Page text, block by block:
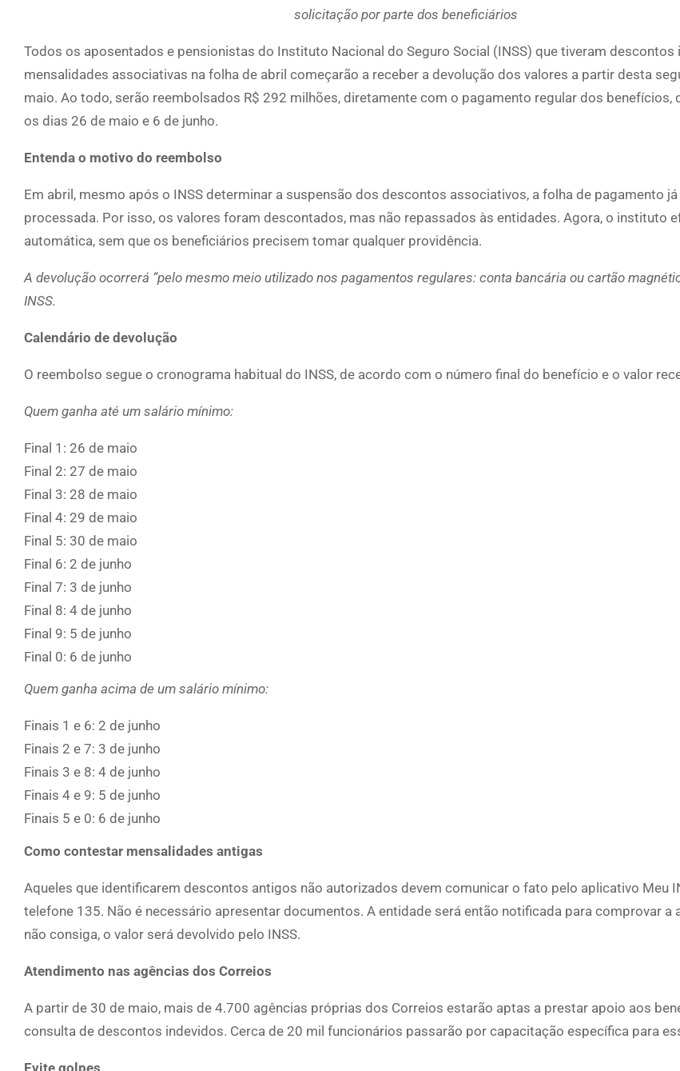
solicitação por parte dos beneficiários
Todos os aposentados e pensionistas do Instituto Nacional do Seguro Social (INSS) que tiveram descontos
mensalidades associativas na folha de abril começarão a receber a devolução dos valores a partir desta
maio. Ao todo, serão reembolsados R$ 292 milhões, diretamente com o pagamento regular dos benefícios,
os dias 26 de maio e 6 de junho.
Entenda o motivo do reembolso
Em abril, mesmo após o INSS determinar a suspensão dos descontos associativos, a folha de pagamento
processada. Por isso, os valores foram descontados, mas não repassados às entidades. Agora, o instituto
automática, sem que os beneficiários precisem tomar qualquer providência.
A devolução ocorrerá “pelo mesmo meio utilizado nos pagamentos regulares: conta bancária ou cartão
INSS.
Calendário de devolução
O reembolso segue o cronograma habitual do INSS, de acordo com o número final do benefício e o valor
Quem ganha até um salário mínimo:
Final 1: 26 de maio
Final 2: 27 de maio
Final 3: 28 de maio
Final 4: 29 de maio
Final 5: 30 de maio
Final 6: 2 de junho
Final 7: 3 de junho
Final 8: 4 de junho
Final 9: 5 de junho
Final 0: 6 de junho
Quem ganha acima de um salário mínimo:
Finais 1 e 6: 2 de junho
Finais 2 e 7: 3 de junho
Finais 3 e 8: 4 de junho
Finais 4 e 9: 5 de junho
Finais 5 e 0: 6 de junho
Como contestar mensalidades antigas
Aqueles que identificarem descontos antigos não autorizados devem comunicar o fato pelo aplicativo Meu
telefone 135. Não é necessário apresentar documentos. A entidade será então notificada para comprovar a
não consiga, o valor será devolvido pelo INSS.
Atendimento nas agências dos Correios
A partir de 30 de maio, mais de 4.700 agências próprias dos Correios estarão aptas a prestar apoio aos
consulta de descontos indevidos. Cerca de 20 mil funcionários passarão por capacitação específica para
Evite golpes